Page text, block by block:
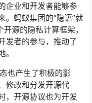
企业和开发者能够参
。蚂蚁集团的“隐语”就
源的隐私计算框架，
发者的参与，推动了
也产生了积极的影
修改和分发开源代
，开源协议也为开发